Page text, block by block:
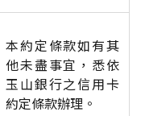
本約定條款如有其
他未盡事宜，悉依
玉山銀行之信用卡
約定條款辦理。